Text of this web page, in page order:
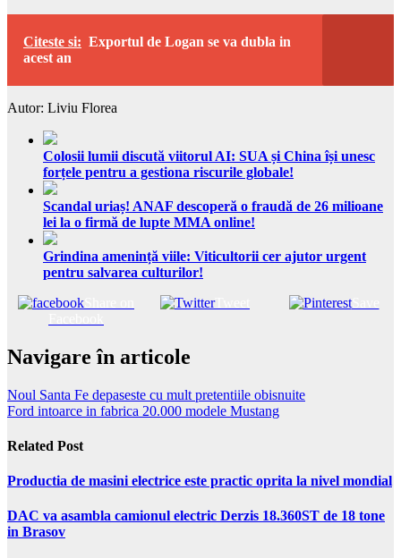
Citeste si: Exportul de Logan se va dubla in
acest an
Autor: Liviu Florea
Colosii lumii discută viitorul AI: SUA și China își unesc
forțele pentru a gestiona riscurile globale!
Scandal uriaș! ANAF descoperă o fraudă de 26 milioane
lei la o firmă de lupte MMA online!
Grindina amenință viile: Viticultorii cer ajutor urgent
pentru salvarea culturilor!
Tweet Save
Navigare în articole
Noul Santa Fe depaseste cu mult pretentiile obisnuite
Ford intoarce in fabrica 20.000 modele Mustang
Related Post
Productia de masini electrice este practic oprita la nivel mondial
DAC va asambla camionul electric Derzis 18.360ST de 18 tone
in Brasov